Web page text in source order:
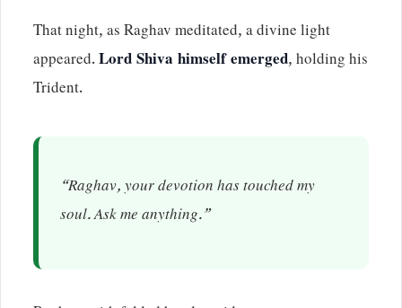
That night, as Raghav meditated, a divine light
appeared.Lord Shiva himself emerged, holding his
Trident.
“Raghav, your devotion has touched my
soul. Ask me anything.”